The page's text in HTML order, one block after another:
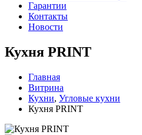
Гарантии
Контакты
Новости
Кухня PRINT
Главная
Витрина
Кухни, Угловые кухни
Кухня PRINT